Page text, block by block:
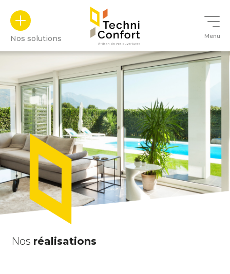
Nos solutions Menu
Nos réalisations
Panneau de gestion des cookies